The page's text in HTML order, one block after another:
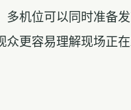
机位可以同时准备
更容易理解现场正在